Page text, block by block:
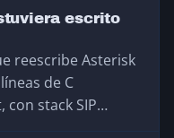
escrito
reescribe Asterisk
de C
con stack SIP